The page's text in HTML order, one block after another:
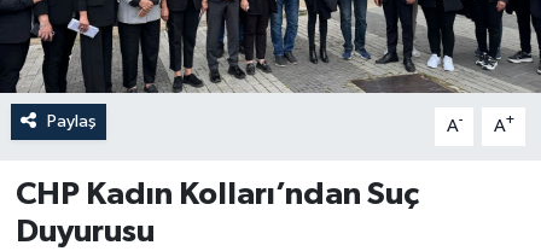
Paylaş A- A+
CHP Kadın Kolları’ndan Suç
Duyurusu
Ulusal